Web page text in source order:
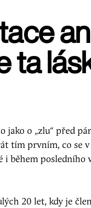
ta
jako o „zlu“ před
tím prvním, co se
i během posledního
20 let, kdy je